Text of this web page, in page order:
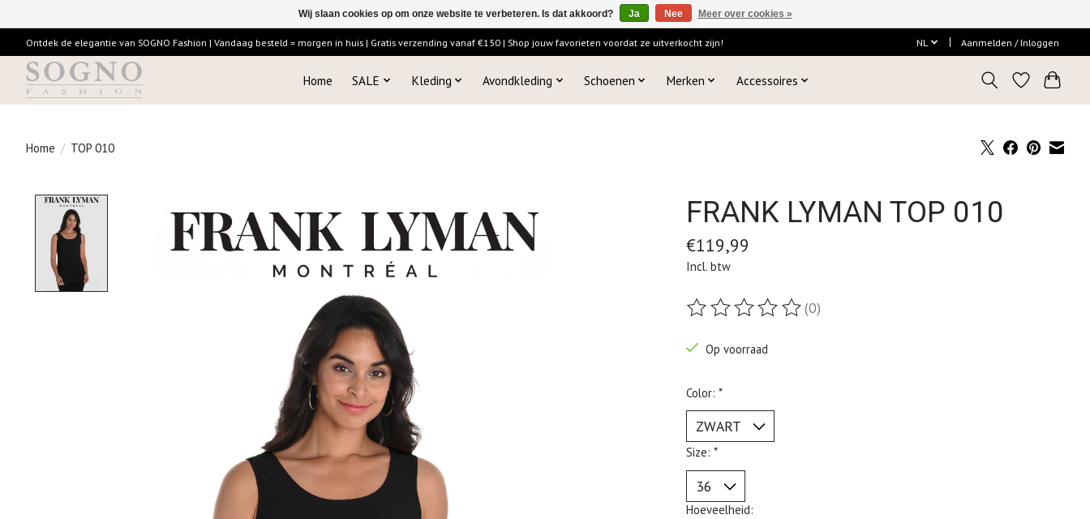
Ontdek de elegantie van SOGNO Fashion | Vandaag besteld = morgen in huis | Gratis verzending vanaf €150 | Shop jouw favorieten voordat ze uitverkocht zijn! NL Aanmelden / Inloggen
Home SALE Kleding Avondkleding Schoenen Merken Accessoires
Home / TOP 010
FRANK LYMAN TOP 010
€119,99
Incl. btw
De beoordeling van dit product is
(0)
Op voorraad
Color: *
Size: *
Hoeveelheid:
Wij slaan cookies op om onze website te verbeteren. Is dat akkoord? Ja Nee Meer over cookies »